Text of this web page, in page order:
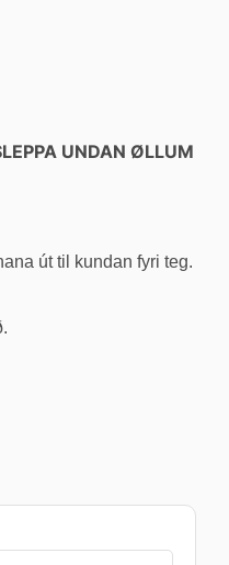
UNDAN ØLLUM
út til kundan fyri teg.